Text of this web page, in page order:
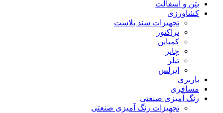
بتن و آسفالت
کشاورزی
تجهیزات سند بلاست
تراکتور
کمباین
چاپر
تیلر
ایرلس
باربری
مسافری
رنگ آمیزی صنعتی
تجهیزات رنگ آمیزی صنعتی